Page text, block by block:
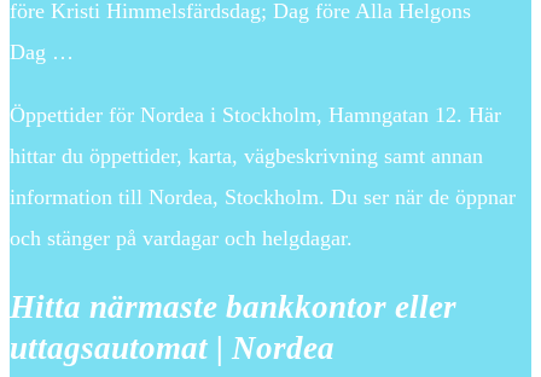
före Kristi Himmelsfärdsdag; Dag före Alla Helgons
Dag …
Öppettider för Nordea i Stockholm, Hamngatan 12. Här
hittar du öppettider, karta, vägbeskrivning samt annan
information till Nordea, Stockholm. Du ser när de öppnar
och stänger på vardagar och helgdagar.
Hitta närmaste bankkontor eller
uttagsautomat | Nordea